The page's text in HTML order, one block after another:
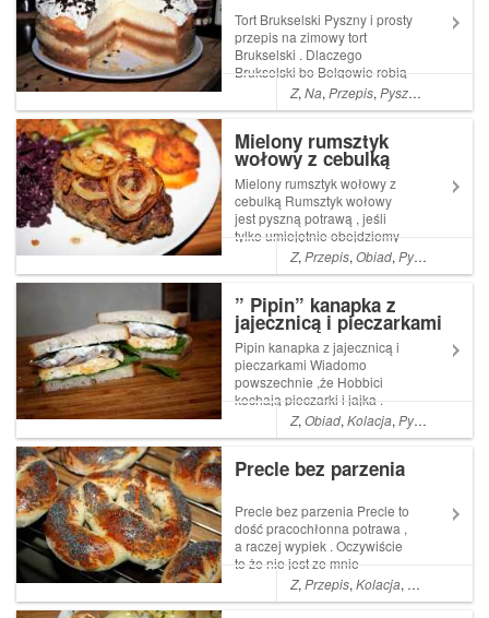
pochodzi z ...
Tort Brukselski Pyszny i prosty
przepis na zimowy tort
Brukselski . Dlaczego
Brukselski bo Belgowie robią
najlepsze słodycze i
czekoladę
Z,Na,Przepis,Pyszne
Mielony rumsztyk
wołowy z cebulką
Mielony rumsztyk wołowy z
cebulką Rumsztyk wołowy
jest pyszną potrawą , jeśli
tylko umiejętnie obejdziemy
się z mieloną wołowiną .
Chłopcy byli co do niego
moje podejście Read More ...
Artykuł Mielony rumsztyk
wołowy z cebulką...
Z,Przepis,Obiad,Pyszne
” Pipin” kanapka z
jajecznicą i pieczarkami
Pipin kanapka z jajecznicą i
pieczarkami Wiadomo
powszechnie ,że Hobbici
kochają pieczarki i jajka .
Uwielbiają jeść , tak po prostu
, obficie i smacznie . Pipin to
kanapka z jajecznicą i piecz...
Z,Obiad,Kolacja,Pyszne
Precle bez parzenia
Precle bez parzenia Precle to
dość pracochłonna potrawa ,
a raczej wypiek . Oczywiście
to że nie jest ze mnie
mistrzunio piekarnika to już
wiecie .Tak więc nie owijając
Z,Przepis,Kolacja, Pyszne